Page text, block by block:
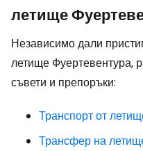
летище
Независимо дали
летище Фуертевентура,
съвети и препоръки:
Транспорт от
Трансфер на